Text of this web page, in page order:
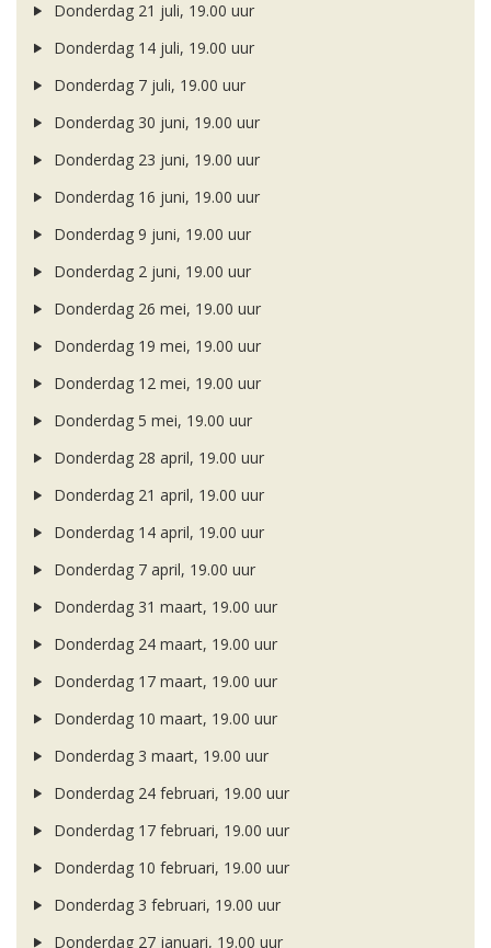
Donderdag 21 juli, 19.00 uur
Donderdag 14 juli, 19.00 uur
Donderdag 7 juli, 19.00 uur
Donderdag 30 juni, 19.00 uur
Donderdag 23 juni, 19.00 uur
Donderdag 16 juni, 19.00 uur
Donderdag 9 juni, 19.00 uur
Donderdag 2 juni, 19.00 uur
Donderdag 26 mei, 19.00 uur
Donderdag 19 mei, 19.00 uur
Donderdag 12 mei, 19.00 uur
Donderdag 5 mei, 19.00 uur
Donderdag 28 april, 19.00 uur
Donderdag 21 april, 19.00 uur
Donderdag 14 april, 19.00 uur
Donderdag 7 april, 19.00 uur
Donderdag 31 maart, 19.00 uur
Donderdag 24 maart, 19.00 uur
Donderdag 17 maart, 19.00 uur
Donderdag 10 maart, 19.00 uur
Donderdag 3 maart, 19.00 uur
Donderdag 24 februari, 19.00 uur
Donderdag 17 februari, 19.00 uur
Donderdag 10 februari, 19.00 uur
Donderdag 3 februari, 19.00 uur
Donderdag 27 januari, 19.00 uur